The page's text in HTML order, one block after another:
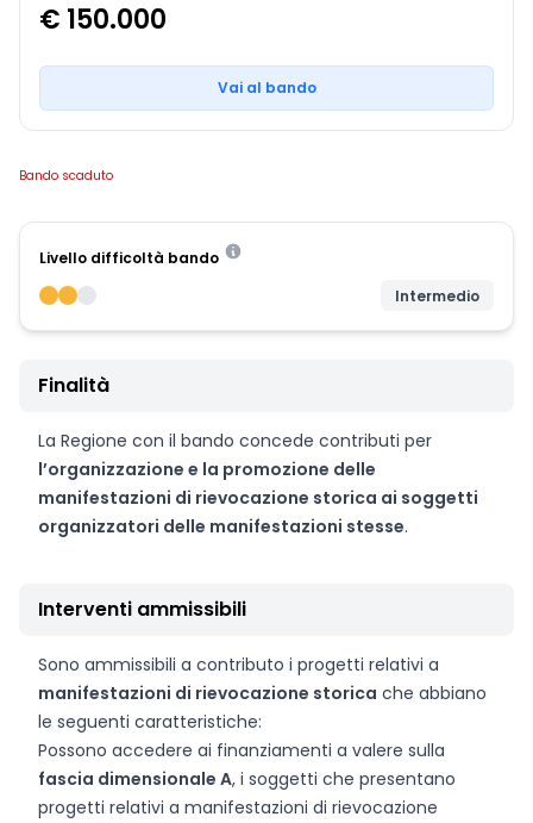
€ 150.000
Vai al bando
Bando scaduto
Livello difficoltà bando
Intermedio
Finalità
La Regione con il bando concede contributi per
l’organizzazione e la promozione delle
manifestazioni di rievocazione storica ai soggetti
organizzatori delle manifestazioni stesse.
Interventi ammissibili
Sono ammissibili a contributo i progetti relativi a
manifestazioni di rievocazione storica che abbiano
le seguenti caratteristiche:
Possono accedere ai finanziamenti a valere sulla
fascia dimensionale A, i soggetti che presentano
progetti relativi a manifestazioni di rievocazione